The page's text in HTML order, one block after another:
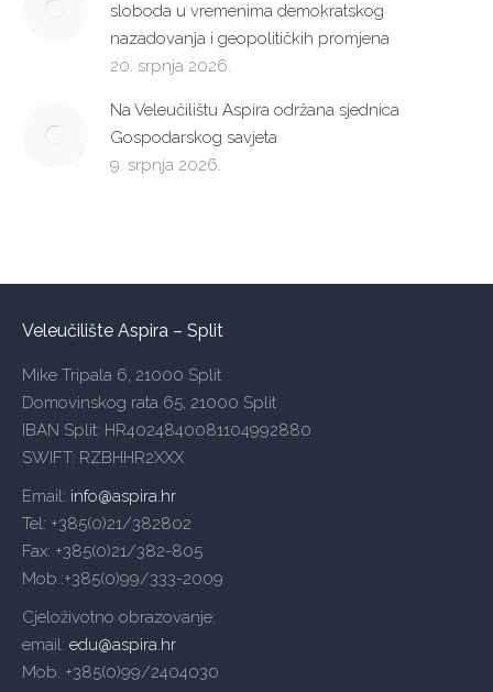
sloboda u vremenima demokratskog
nazadovanja i geopolitičkih promjena
20. srpnja 2026.
Na Veleučilištu Aspira održana sjednica
Gospodarskog savjeta
9. srpnja 2026.
Veleučilište Aspira – Split
Mike Tripala 6, 21000 Split
Domovinskog rata 65, 21000 Split
IBAN Split: HR4024840081104992880
SWIFT: RZBHHR2XXX
Email: info@aspira.hr
Tel: +385(0)21/382802
Fax: +385(0)21/382-805
Mob.:+385(0)99/333-2009
Cjeloživotno obrazovanje:
email: edu@aspira.hr
Mob: +385(0)99/2404030